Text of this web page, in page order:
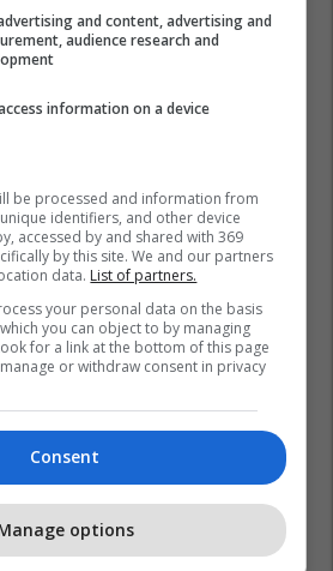
and content, advertising and
audience research and
information on a device
be processed and information from
identifiers, and other device
accessed by and shared with 369
by this site. We and our partners
data. List of partners.
your personal data on the basis
you can object to by managing
for a link at the bottom of this page
or withdraw consent in privacy
Consent
options